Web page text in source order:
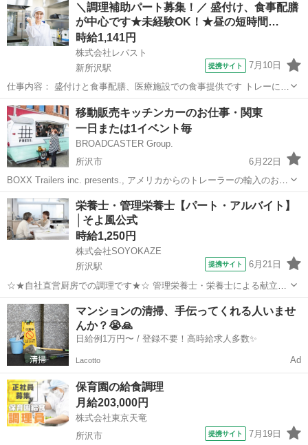
＼調理補助パート募集！／ 盛付け、食事配膳
が中心です★未経験OK！★昼の短時間…
時給1,141円
株式会社レパスト
新所沢駅
提携サイト 7月10日
仕事内容： 盛付けと食事配膳、医療施設での食事提供です トレーに乗
せた状態でお出しします ご利用者様がお食事を運べない場合は、テー
ブルまで配膳してください 難しい作業は無いので、未経験の方でもす
ぐに慣れていただけます 丁寧な...
埼玉 所沢市 新所沢駅
移動販売キッチンカーのお仕事・関東
一日または1イベント毎
BROADCASTER Group.
所沢市
6月22日
BOXX Trailers inc. presents., アメリカからのトレーラーの輸入のお手
伝いは35年の実績のある弊社にお任せください！ 移動販売車🚚キッチ
ンカーのお仕事 イベント会場または商業施設等でのキッチンカ...
埼玉 所沢市 飲食 キッチンカー
栄養士・管理栄養士【パート・アルバイト】
│そよ風公式
時給1,250円
株式会社SOYOKAZE
所沢駅
提携サイト 6月21日
☆★自社直営厨房での調理です★☆ 管理栄養士・栄養士による献立表
をもとに、お客様のお食事の調理業務・発注などをお願いします。 ・
調理業務全般・配膳、下膳、食器類の洗浄、収納 ・厨房内の清掃、衛
生管理 ・食材の発注、検品、在...
埼玉 所沢市 その他
マンションの清掃、手伝ってくれる人いませ
んか？😭🙏
日給例1万円〜 / 登録不要！高時給求人多数✨
Lacotto Ad
保育園の給食調理
月給203,000円
株式会社東京天竜
所沢市
提携サイト 7月19日